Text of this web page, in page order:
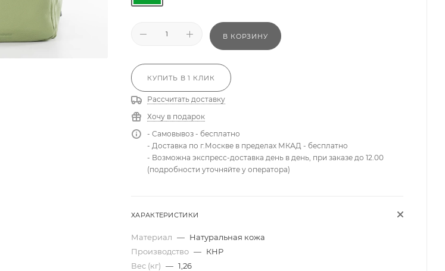
В КОРЗИНУ
КУПИТЬ В 1 КЛИК
Рассчитать доставку
Хочу в подарок
- Самовывоз - бесплатно
- Доставка по г.Москве в пределах МКАД - бесплатно
- Возможна экспресс-доставка день в день, при заказе до 12.00
(подробности уточняйте у оператора)
ХАРАКТЕРИСТИКИ
Материал — Натуральная кожа
Производство — КНР
Вес (кг) — 1,26